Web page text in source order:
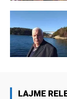
LAJME